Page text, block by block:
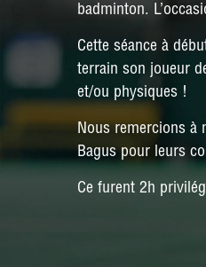
badminton.
Cette séance à
terrain son joueur
et/ou physiques !
Nous remercions à
Bagus pour leurs
Ce furent 2h